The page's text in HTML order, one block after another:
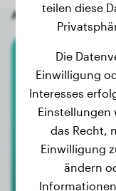
Andere zufällige
teilen diese
Die
Einwilligung
Interesses
Einstellungen
das Recht,
Einwilligung
ändern